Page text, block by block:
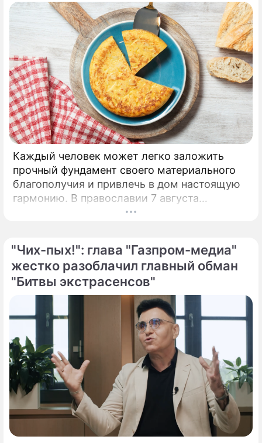
Каждый человек может легко заложить
прочный фундамент своего материального
благополучия и привлечь в дом настоящую
гармонию. В православии 7 августа
почитают память праведной Анны, матери
"Чих-пых!": глава "Газпром-медиа"
жестко разоблачил главный обман
"Битвы экстрасенсов"